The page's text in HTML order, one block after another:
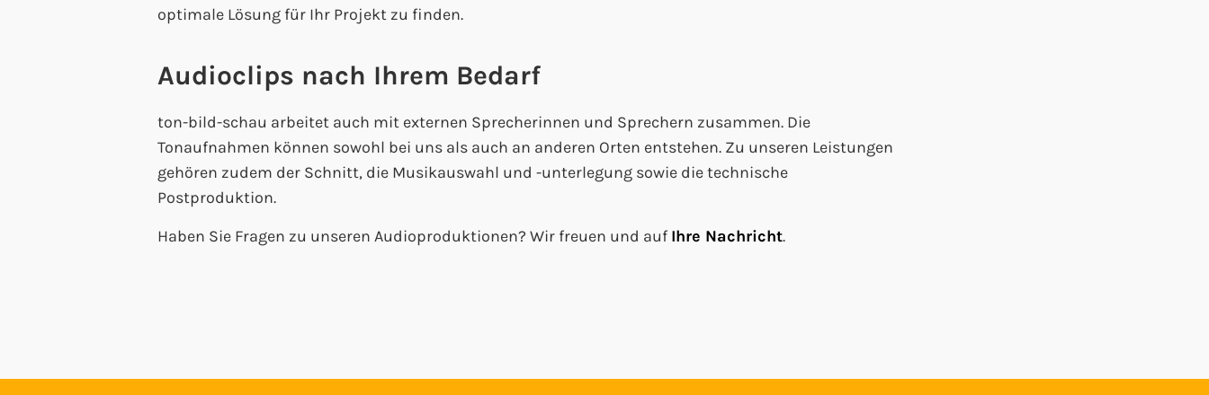
optimale Lösung für Ihr Projekt zu finden.
Audioclips nach Ihrem Bedarf
ton-bild-schau arbeitet auch mit externen Sprecherinnen und Sprechern zusammen. Die
Tonaufnahmen können sowohl bei uns als auch an anderen Orten entstehen. Zu unseren Leistungen
gehören zudem der Schnitt, die Musikauswahl und -unterlegung sowie die technische
Postproduktion.
Haben Sie Fragen zu unseren Audioproduktionen? Wir freuen und auf Ihre Nachricht.